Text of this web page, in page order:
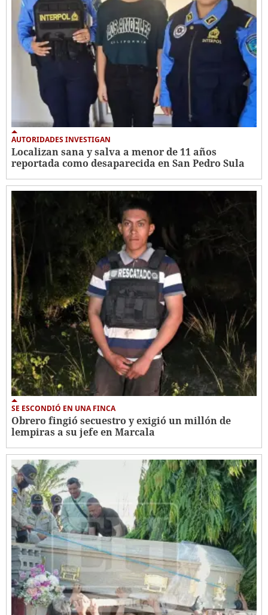
AUTORIDADES INVESTIGAN
Localizan sana y salva a menor de 11 años
reportada como desaparecida en San Pedro Sula
SE ESCONDIÓ EN UNA FINCA
Obrero fingió secuestro y exigió un millón de
lempiras a su jefe en Marcala